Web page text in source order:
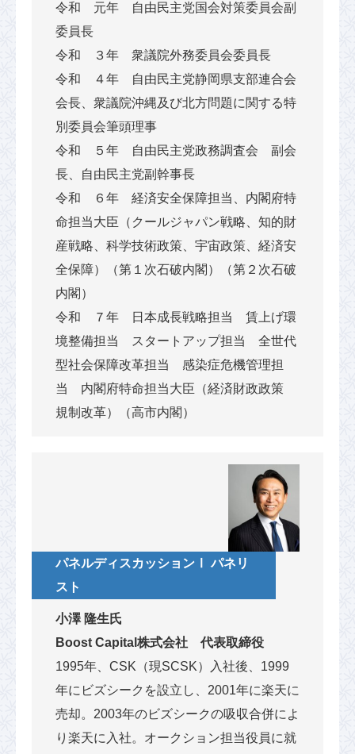
令和 元年 自由民主党国会対策委員会副
委員長
令和 ３年 衆議院外務委員会委員長
令和 ４年 自由民主党静岡県支部連合会
会長、衆議院沖縄及び北方問題に関する特
別委員会筆頭理事
令和 ５年 自由民主党政務調査会 副会
長、自由民主党副幹事長
令和 ６年 経済安全保障担当、内閣府特
命担当大臣（クールジャパン戦略、知的財
産戦略、科学技術政策、宇宙政策、経済安
全保障）（第１次石破内閣）（第２次石破
内閣）
令和 ７年 日本成長戦略担当 賃上げ環
境整備担当 スタートアップ担当 全世代
型社会保障改革担当 感染症危機管理担
当 内閣府特命担当大臣（経済財政政策
規制改革）（高市内閣）
パネルディスカッションⅠ パネリ
スト
小澤 隆生氏
Boost Capital株式会社 代表取締役
1995年、CSK（現SCSK）入社後、1999
年にビズシークを設立し、2001年に楽天に
売却。2003年のビズシークの吸収合併によ
り楽天に入社。オークション担当役員に就